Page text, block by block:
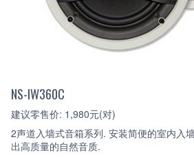
NS-IW360C
建议零售价: 1,980元(对)
2声道入墙式音箱系列. 安装简便的室内入
出高质量的自然音质.